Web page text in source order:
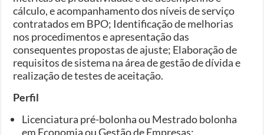
cálculo, e acompanhamento dos níveis de serviço
contratados em BPO; Identificação de melhorias
nos procedimentos e apresentação das
consequentes propostas de ajuste; Elaboração de
requisitos de sistema na área de gestão de dívida e
realização de testes de aceitação.
Perfil
Licenciatura pré-bolonha ou Mestrado bolonha
em Economia ou Gestão de Empresas;